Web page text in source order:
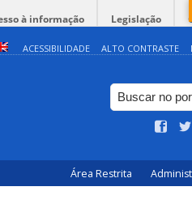
à informação Legislação
ACESSIBILIDADE ALTO CONTRASTE
Área Restrita